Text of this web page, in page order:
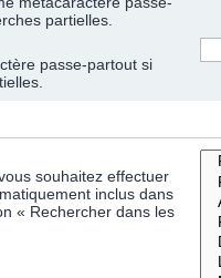
partielles.
passe-partout si
souhaitez effectuer
inclus dans
« Rechercher dans les